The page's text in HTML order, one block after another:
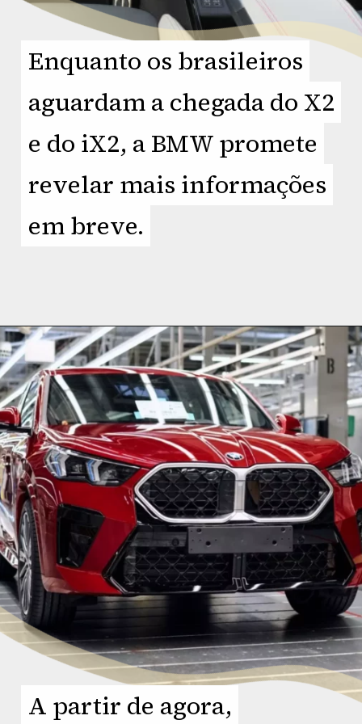
Enquanto os brasileiros
aguardam a chegada do X2
e do iX2, a BMW promete
revelar mais informações
em breve.
Enquanto os brasileiros
aguardam a chegada do X2
e do iX2, a BMW promete
revelar mais informações
em breve.
Opening https://planetcars.com.br/do-novo-bmw-x2-no-brasil-a-eletrificacao-em-massa/
A partir de agora,
A partir de agora,